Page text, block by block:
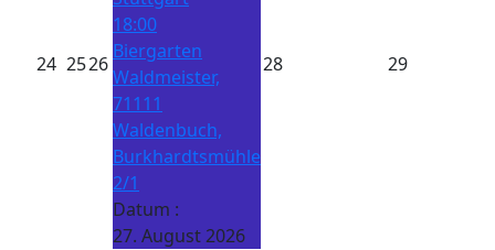
24 2526
18:00
Biergarten
Waldmeister,
71111
Waldenbuch,
Burkhardtsmühle
2/1
Datum :
27. August 2026
28 29